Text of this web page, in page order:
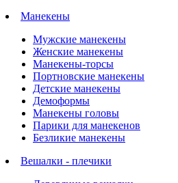
Манекены
Мужские манекены
Женские манекены
Манекены-торсы
Портновские манекены
Детские манекены
Демоформы
Манекены головы
Парики для манекенов
Безликие манекены
Вешалки - плечики